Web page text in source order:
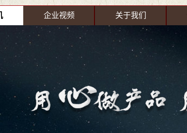
企业视频 关于我们